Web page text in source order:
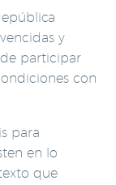
y
participar
con
para
en lo
que